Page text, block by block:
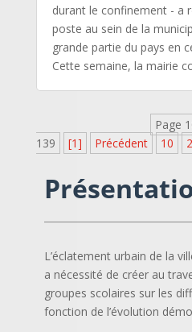
durant le confinement - a
poste au sein de la
grande partie du pays en
Cette semaine, la mairie
Page
139
[1] Précédent 10
L’éclatement urbain de la
a nécessité de créer au
groupes scolaires sur les
fonction de l’évolution